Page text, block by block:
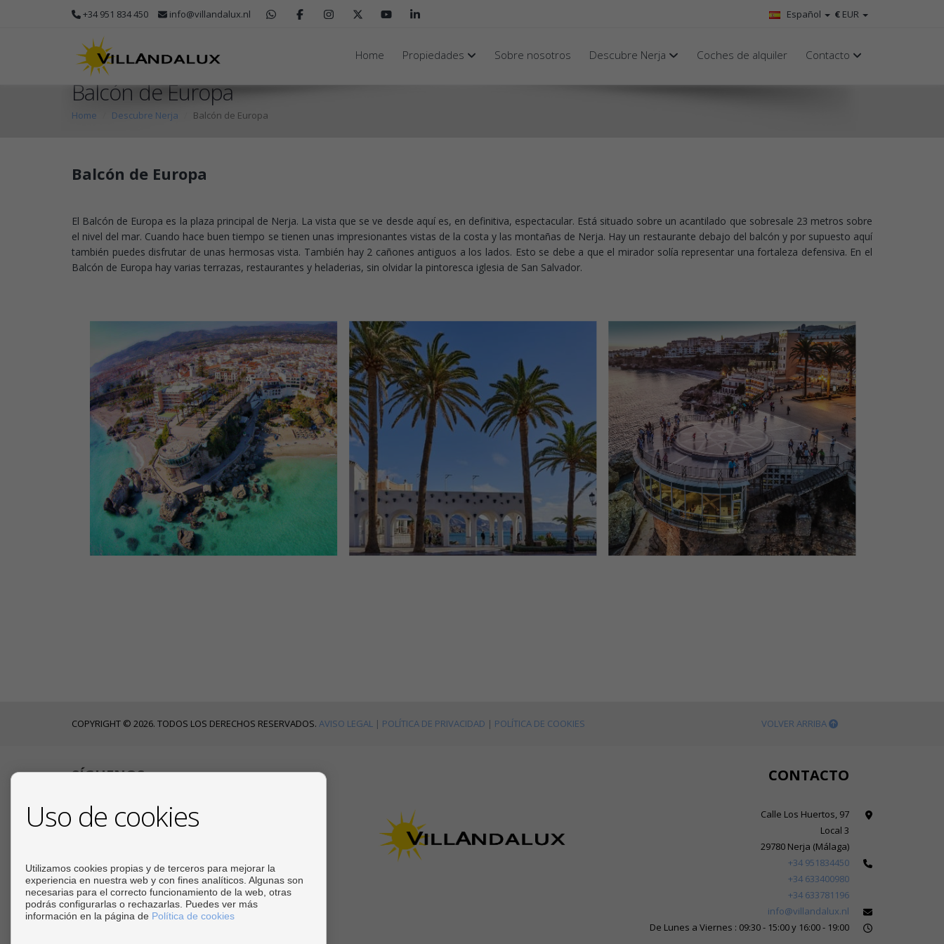
+34 951 834 450 info@villandalux.nl € EUR
Español
Home Propiedades Sobre nosotros Descubre Nerja Coches de alquiler Contacto
Balcón de Europa
Home Descubre Nerja Balcón de Europa
Balcón de Europa
El Balcón de Europa es la plaza principal de Nerja. La vista que se ve desde aquí es, en definitiva, espectacular. Está situado sobre un acantilado que sobresale 23 metros sobre
el nivel del mar. Cuando hace buen tiempo se tienen unas impresionantes vistas de la costa y las montañas de Nerja. Hay un restaurante debajo del balcón y por supuesto aquí
también puedes disfrutar de unas hermosas vista. También hay 2 cañones antiguos a los lados. Esto se debe a que el mirador solía representar una fortaleza defensiva. En el
Balcón de Europa hay varias terrazas, restaurantes y heladerias, sin olvidar la pintoresca iglesia de San Salvador.
COPYRIGHT © 2026. TODOS LOS DERECHOS RESERVADOS. AVISO LEGAL | POLÍTICA DE PRIVACIDAD | POLÍTICA DE COOKIES VOLVER ARRIBA
SÍGUENOS CONTACTO
Calle Los Huertos, 97
Local 3
29780 Nerja (Málaga)
+34 951834450
+34 633400980
+34 633781196
info@villandalux.nl
De Lunes a Viernes : 09:30 - 15:00 y 16:00 - 19:00
Uso de cookies
Utilizamos cookies propias y de terceros para mejorar la
experiencia en nuestra web y con fines analíticos. Algunas son
necesarias para el correcto funcionamiento de la web, otras
podrás configurarlas o rechazarlas. Puedes ver más
información en la página de Política de cookies